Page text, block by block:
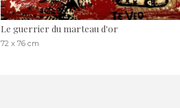
Le guerrier du marteau d'or
72 x 76 cm